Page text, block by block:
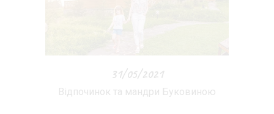
31/05/2021
Відпочинок та мандри Буковиною